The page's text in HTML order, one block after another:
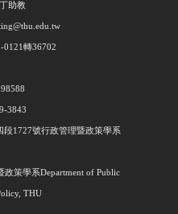
助教
轉36702
3843
1727號行政管理暨政策學系
政策學系Department of Public
THU